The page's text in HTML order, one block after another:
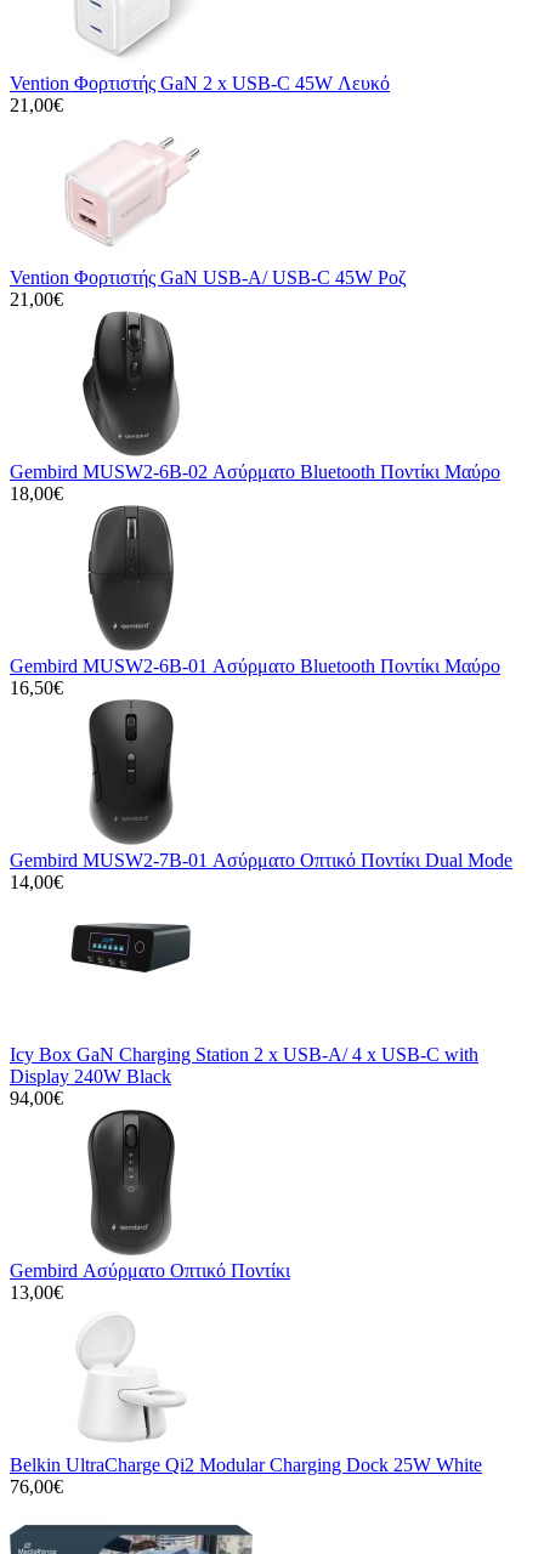
Vention Φορτιστής GaN 2 x USB-C 45W Λευκό
21,00€
Vention Φορτιστής GaN USB-A/ USB-C 45W Ροζ
21,00€
Gembird MUSW2-6B-02 Ασύρματο Bluetooth Ποντίκι Μαύρο
18,00€
Gembird MUSW2-6B-01 Ασύρματο Bluetooth Ποντίκι Μαύρο
16,50€
Gembird MUSW2-7B-01 Ασύρματο Οπτικό Ποντίκι Dual Mode
14,00€
Icy Box GaN Charging Station 2 x USB-A/ 4 x USB-C with
Display 240W Black
94,00€
Gembird Ασύρματο Οπτικό Ποντίκι
13,00€
Belkin UltraCharge Qi2 Modular Charging Dock 25W White
76,00€